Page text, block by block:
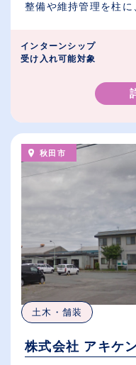
整備や維持管理を柱に
インターンシップ
受け入れ可能対象
秋田市
土木・舗装
株式会社 アキケ